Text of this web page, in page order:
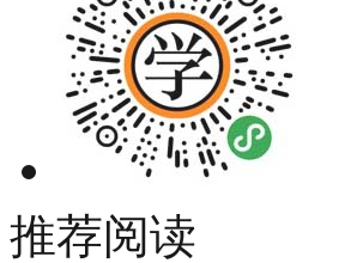
推荐阅读